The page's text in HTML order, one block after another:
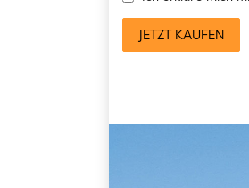
JETZT KAUFEN